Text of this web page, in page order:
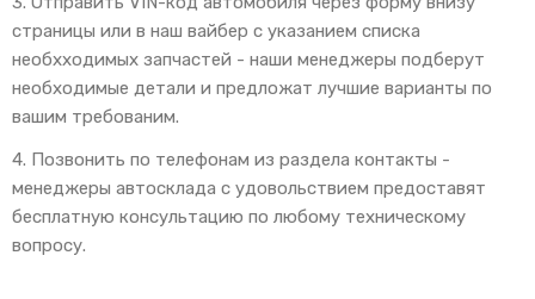
страницы или в наш вайбер с указанием списка
необхходимых запчастей - наши менеджеры подберут
необходимые детали и предложат лучшие варианты по
вашим требованим.
4. Позвонить по телефонам из раздела контакты -
менеджеры автосклада с удовольствием предоставят
бесплатную консультацию по любому техническому
вопросу.